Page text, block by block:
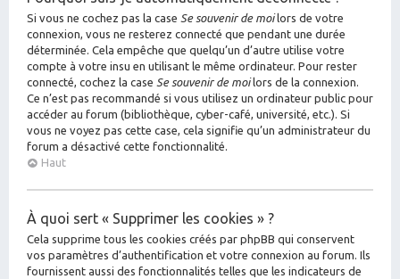
Si vous ne cochez pas la case Se souvenir de moilors de votre
connexion, vous ne resterez connecté que pendant une durée
déterminée. Cela empêche que quelqu’un d’autre utilise votre
compte à votre insu en utilisant le même ordinateur. Pour rester
connecté, cochez la case Se souvenir de moilors de la connexion.
Ce n’est pas recommandé si vous utilisez un ordinateur public pour
accéder au forum (bibliothèque, cyber-café, université, etc.). Si
vous ne voyez pas cette case, cela signifie qu’un administrateur du
forum a désactivé cette fonctionnalité.
Haut
À quoi sert « Supprimer les cookies » ?
Cela supprime tous les cookies créés par phpBB qui conservent
vos paramètres d’authentification et votre connexion au forum. Ils
fournissent aussi des fonctionnalités telles que les indicateurs de